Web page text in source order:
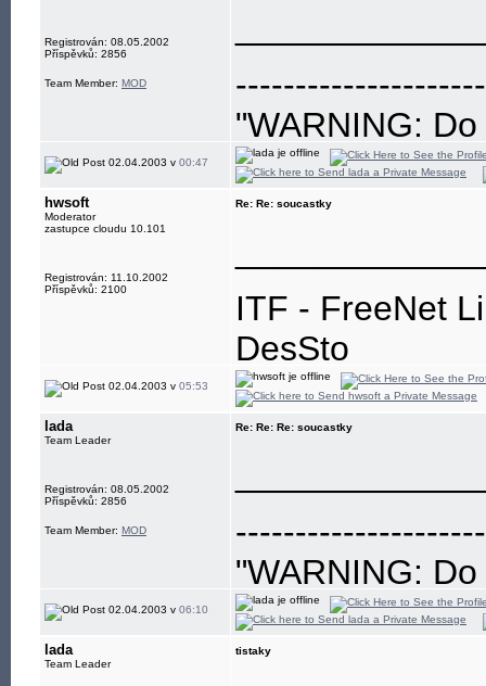
Registrován: 08.05.2002
Příspěvků: 2856
Team Member: MOD
"WARNING:
eye"
02.04.2003 v 00:47
hwsoft
Moderator
zastupce cloudu 10.101
Registrován: 11.10.2002
Příspěvků: 2100
Re: Re: soucastky
ITF - FreeNet
DesSto
jabber:
02.04.2003 v 05:53
lada
Team Leader
Registrován: 08.05.2002
Příspěvků: 2856
Team Member: MOD
Re: Re: Re: soucastky
"WARNING:
eye"
02.04.2003 v 06:10
lada
Team Leader
tistaky